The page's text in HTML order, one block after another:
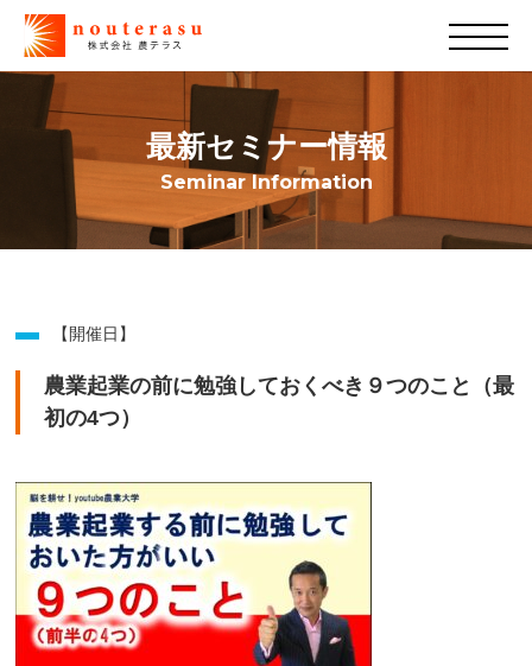
最新セミナー情報
Seminar Information
【開催日】
農業起業の前に勉強しておくべき９つのこと（最
初の4つ）